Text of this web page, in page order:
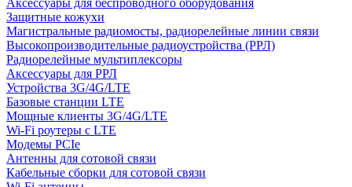
Аксессуары для беспроводного оборудования
Защитные кожухи
Магистральные радиомосты, радиорелейные линии связи
Высокопроизводительные радиоустройства (РРЛ)
Радиорелейные мультиплексоры
Аксессуары для РРЛ
Устройства 3G/4G/LTE
Базовые станции LTE
Мощные клиенты 3G/4G/LTE
Wi-Fi роутеры с LTE
Модемы PCIe
Антенны для сотовой связи
Кабельные сборки для сотовой связи